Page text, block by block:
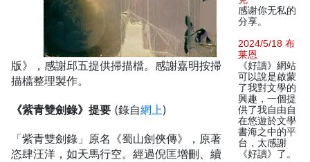
版》，感謝邱五提供掃描檔。感謝嘉明按掃
描檔整理製作。
《紫青雙劍錄》提要 (錄自網上)
「紫青雙劍錄」原名《蜀山劍俠傳》，原著
恣肆汪洋，如天馬行空。經過倪匡增刪、續
感谢你无私的
分享。
2024/5/18 布
莱恩
《好讀》網站
可以說是啟蒙
了我對文學的
興趣，一個提
供了我自由自
在悠遊於文學
書海之中的平
台，太感謝
《好讀》了。